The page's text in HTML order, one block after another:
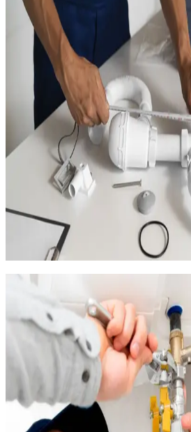
Le remplacement de la
récents
La transformation d'une
L'installation d'un second point
dressing)
La pose de meubles vasques
rangement
Le raccordement d'un lave-
supplémentaire
Les appartements de standing des
souvent de grandes salles de bain
séparées. Si vous souhaitez
adaptons les canalisations existantes
nouveaux équipements.
Nous travaillons avec soin pour
revêtements pendant l'intervention.
et nos travaux couverts par une
Chauffe-eau et eau
de Massane
Les logements des Hauts de Massane
chauffe-eau individuels, souvent des
à 200 litres installés lors de la
de service, ces appareils commencent
d'usure.
Les symptômes qui doivent vous